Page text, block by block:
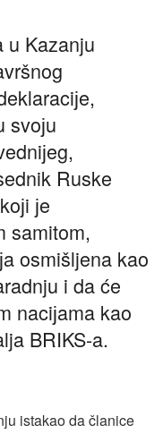
u Kazanju
svoјu
Ruske
јe
samitom,
osmišljena kao
i da će
naciјama kao
BRIKS-a.
istakao da članice